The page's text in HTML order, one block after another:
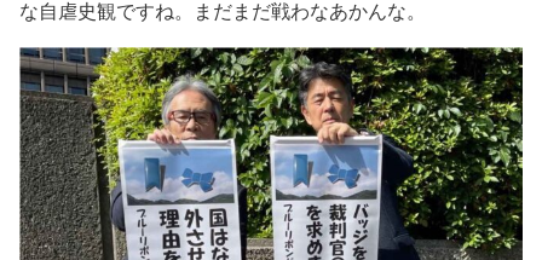
な自虐史観ですね。まだまだ戦わなあかんな。